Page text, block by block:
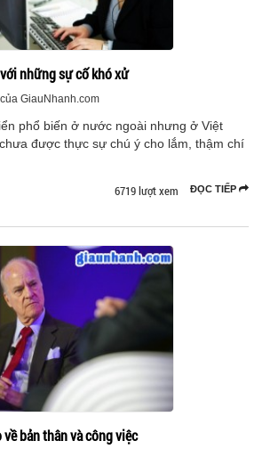
những sự cố khó xử
GiauNhanh.com
phổ biến ở nước ngoài nhưng ở Việt
được thực sự chú ý cho lắm, thậm chí
ĐỌC TIẾP
6719 lượt xem
bản thân và công việc